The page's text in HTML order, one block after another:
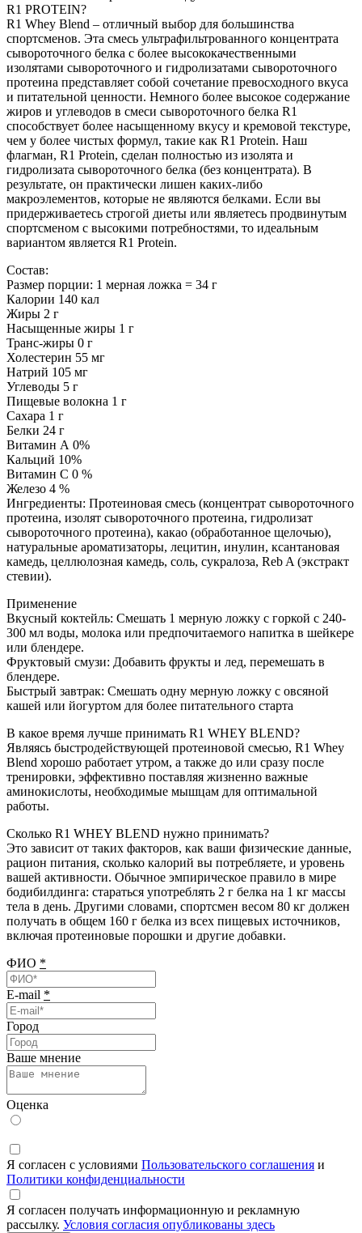
R1 PROTEIN?
R1 Whey Blend – отличный выбор для большинства
спортсменов. Эта смесь ультрафильтрованного концентрата
сывороточного белка с более высококачественными
изолятами сывороточного и гидролизатами сывороточного
протеина представляет собой сочетание превосходного вкуса
и питательной ценности. Немного более высокое содержание
жиров и углеводов в смеси сывороточного белка R1
способствует более насыщенному вкусу и кремовой текстуре,
чем у более чистых формул, такие как R1 Protein. Наш
флагман, R1 Protein, сделан полностью из изолята и
гидролизата сывороточного белка (без концентрата). В
результате, он практически лишен каких-либо
макроэлементов, которые не являются белками. Если вы
придерживаетесь строгой диеты или являетесь продвинутым
спортсменом с высокими потребностями, то идеальным
вариантом является R1 Protein.
Состав:
Размер порции: 1 мерная ложка = 34 г
Калории 140 кал
Жиры 2 г
Насыщенные жиры 1 г
Транс-жиры 0 г
Холестерин 55 мг
Натрий 105 мг
Углеводы 5 г
Пищевые волокна 1 г
Сахара 1 г
Белки 24 г
Витамин А 0%
Кальций 10%
Витамин С 0 %
Железо 4 %
Ингредиенты: Протеиновая смесь (концентрат сывороточного
протеина, изолят сывороточного протеина, гидролизат
сывороточного протеина), какао (обработанное щелочью),
натуральные ароматизаторы, лецитин, инулин, ксантановая
камедь, целлюлозная камедь, соль, сукралоза, Reb A (экстракт
стевии).
Применение
Вкусный коктейль: Смешать 1 мерную ложку с горкой с 240-
300 мл воды, молока или предпочитаемого напитка в шейкере
или блендере.
Фруктовый смузи: Добавить фрукты и лед, перемешать в
блендере.
Быстрый завтрак: Смешать одну мерную ложку с овсяной
кашей или йогуртом для более питательного старта
В какое время лучше принимать R1 WHEY BLEND?
Являясь быстродействующей протеиновой смесью, R1 Whey
Blend хорошо работает утром, а также до или сразу после
тренировки, эффективно поставляя жизненно важные
аминокислоты, необходимые мышцам для оптимальной
работы.
Сколько R1 WHEY BLEND нужно принимать?
Это зависит от таких факторов, как ваши физические данные,
рацион питания, сколько калорий вы потребляете, и уровень
вашей активности. Обычное эмпирическое правило в мире
бодибилдинга: стараться употреблять 2 г белка на 1 кг массы
тела в день. Другими словами, спортсмен весом 80 кг должен
получать в общем 160 г белка из всех пищевых источников,
включая протеиновые порошки и другие добавки.
ФИО *
E-mail *
Город
Ваше мнение
Оценка
Я согласен с условиями Пользовательского соглашения и
Политики конфиденциальности
Я согласен получать информационную и рекламную
рассылку. Условия согласия опубликованы здесь